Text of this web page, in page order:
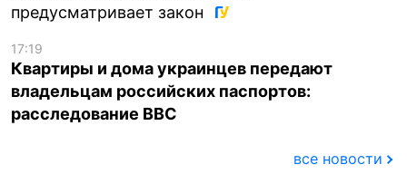
предусматривает закон
17:19
Квартиры и дома украинцев передают
владельцам российских паспортов:
расследование BBC
все новости